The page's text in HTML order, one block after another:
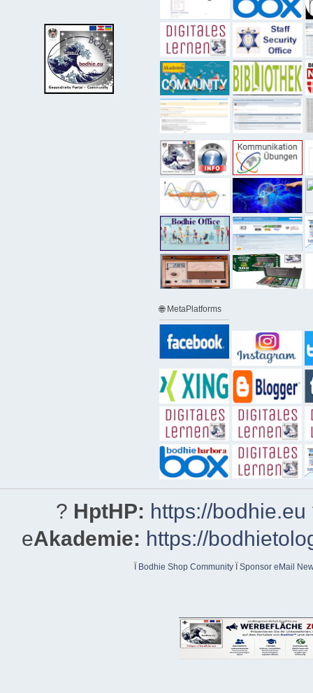
🌐 MetaPlatforms
? HptHP: https://bodhie.eu
eAkademie: https://
Ï Bodhie Shop CommunityÏ Sponsor eMail